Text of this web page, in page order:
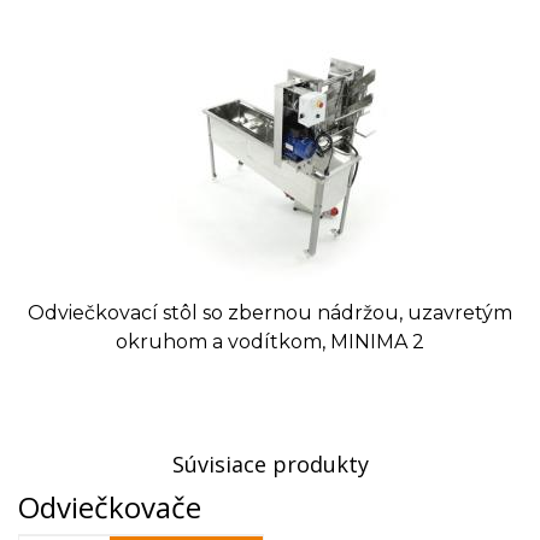
týždňov od zaplatenia predfaktúry. O presnom
termíne Vás budeme informovať.
Odviečkovací stôl so zbernou nádržou, uzavretým
okruhom a vodítkom, MINIMA 2
Súvisiace produkty
Odviečkovače